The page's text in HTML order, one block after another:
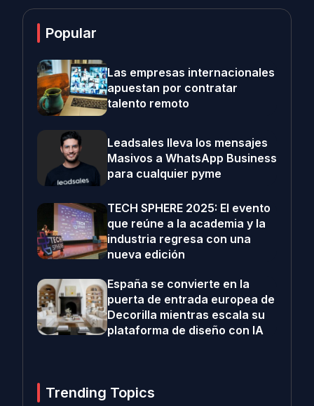
Popular
Las empresas internacionales
apuestan por contratar
talento remoto
Leadsales lleva los mensajes
Masivos a WhatsApp Business
para cualquier pyme
TECH SPHERE 2025: El evento
que reúne a la academia y la
industria regresa con una
nueva edición
España se convierte en la
puerta de entrada europea de
Decorilla mientras escala su
plataforma de diseño con IA
Trending Topics